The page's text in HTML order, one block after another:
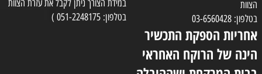
הצוות
בטלפון: 03-6560428
אחריות הספקת התכשיר
הינה של הרוקח האחראי
במידת הצורך ניתן לקבל את עזרת הצוות
בטלפון: 051-2248175 )